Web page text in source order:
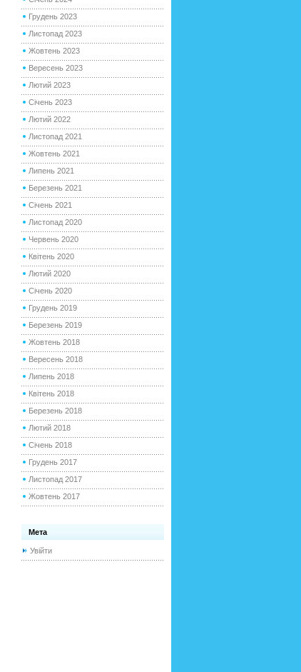
Грудень 2023
Листопад 2023
Жовтень 2023
Вересень 2023
Лютий 2023
Січень 2023
Лютий 2022
Листопад 2021
Жовтень 2021
Липень 2021
Березень 2021
Січень 2021
Листопад 2020
Червень 2020
Квітень 2020
Лютий 2020
Січень 2020
Грудень 2019
Березень 2019
Жовтень 2018
Вересень 2018
Липень 2018
Квітень 2018
Березень 2018
Лютий 2018
Січень 2018
Грудень 2017
Листопад 2017
Жовтень 2017
Мета
Увійти